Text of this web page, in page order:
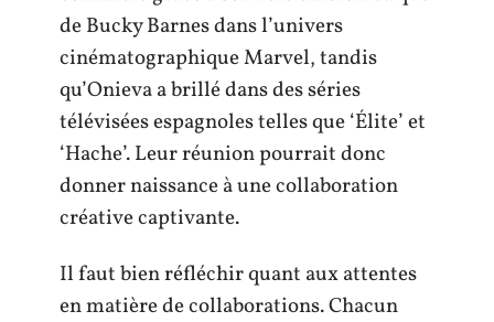
de Bucky Barnes dans l’univers
cinématographique Marvel, tandis
qu’Onieva a brillé dans des séries
télévisées espagnoles telles que ‘Élite’ et
‘Hache’. Leur réunion pourrait donc
donner naissance à une collaboration
créative captivante.
Il faut bien réfléchir quant aux attentes
en matière de collaborations. Chacun